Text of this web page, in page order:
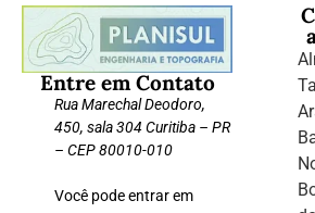
Entre em Contato
Rua Marechal Deodoro,
450, sala 304 Curitiba – PR
– CEP 80010-010
Você pode entrar em